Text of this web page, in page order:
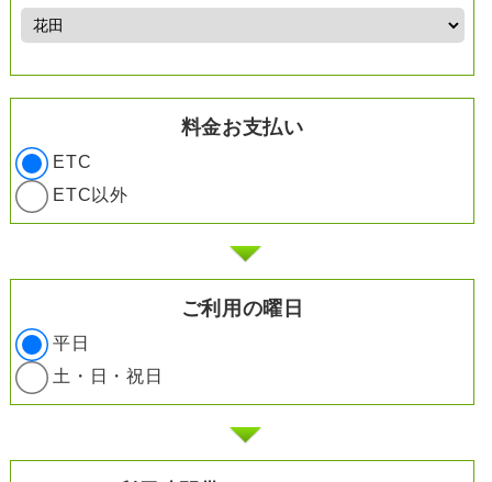
料金お支払い
ETC
ETC以外
ご利用の曜日
平日
土・日・祝日